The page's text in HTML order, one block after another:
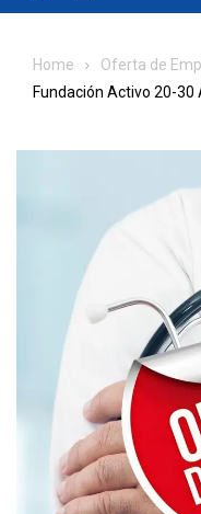
Home
Oferta de
Fundación Activo 20-